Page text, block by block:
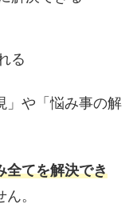
る
」や「悩み事の解
全てを解決でき
。